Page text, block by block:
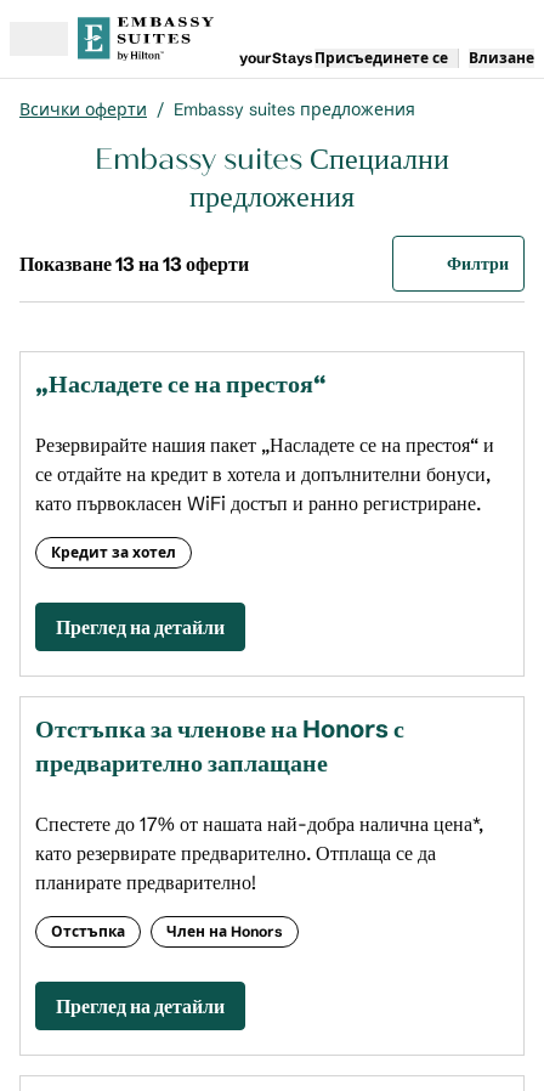
Прескачане към съдържанието
openMenu yourStays Присъединете се Влизане
Всички оферти / Embassy suites предложения
Embassy suites Специални
предложения
Показване 13 на 13 офертиПоказване 13 на 13 офертиФилтри0
„Насладете се на престоя“
Резервирайте нашия пакет „Насладете се на престоя“ и
се отдайте на кредит в хотела и допълнителни бонуси,
като първокласен WiFi достъп и ранно регистриране.
Кредит за хотел
Преглед на детайли
Отстъпка за членове на Honors с
предварително заплащане
Спестете до 17% от нашата най-добра налична цена*,
като резервирате предварително. Отплаща се да
планирате предварително!
Отстъпка Член на Honors
Преглед на детайли